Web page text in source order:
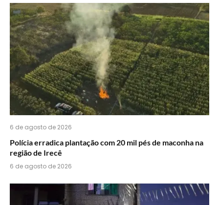
6 de agosto de 2026
Polícia erradica plantação com 20 mil pés de maconha na
região de Irecê
6 de agosto de 2026